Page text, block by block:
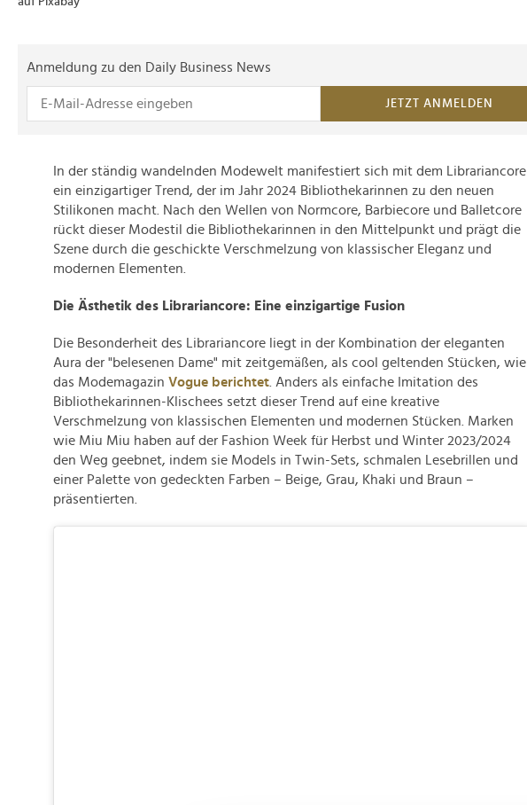
Anmeldung zu den Daily Business News
JETZT ANMELDEN
In der ständig wandelnden Modewelt manifestiert sich mit dem Librariancore
ein einzigartiger Trend, der im Jahr 2024 Bibliothekarinnen zu den neuen
Stilikonen macht. Nach den Wellen von Normcore, Barbiecore und Balletcore
rückt dieser Modestil die Bibliothekarinnen in den Mittelpunkt und prägt die
Szene durch die geschickte Verschmelzung von klassischer Eleganz und
modernen Elementen.
Die Ästhetik des Librariancore: Eine einzigartige Fusion
Die Besonderheit des Librariancore liegt in der Kombination der eleganten
Aura der "belesenen Dame" mit zeitgemäßen, als cool geltenden Stücken, wie
das Modemagazin Vogue berichtet . Anders als einfache Imitation des
Bibliothekarinnen-Klischees setzt dieser Trend auf eine kreative
Verschmelzung von klassischen Elementen und modernen Stücken. Marken
wie Miu Miu haben auf der Fashion Week für Herbst und Winter 2023/2024
den Weg geebnet, indem sie Models in Twin-Sets, schmalen Lesebrillen und
einer Palette von gedeckten Farben – Beige, Grau, Khaki und Braun –
präsentierten.